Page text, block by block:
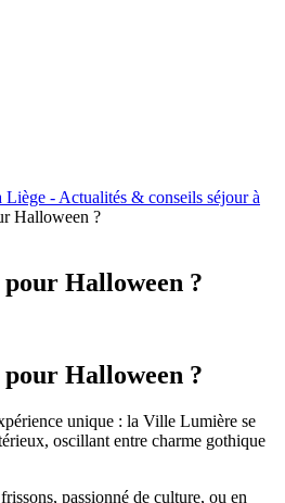
- Actualités & conseils séjour à
Halloween ?
Halloween ?
Halloween ?
unique : la Ville Lumière se
oscillant entre charme gothique
passionné de culture, ou en